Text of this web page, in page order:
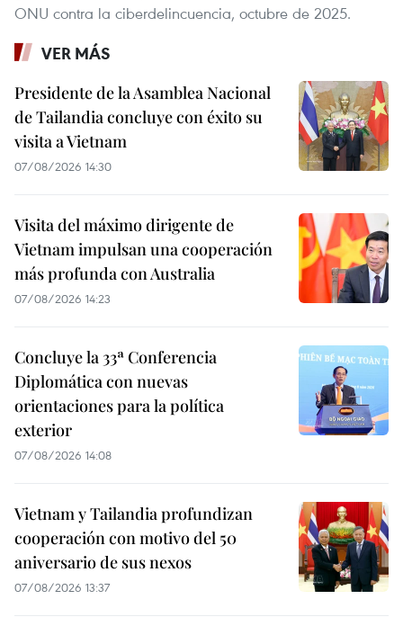
ONU contra la ciberdelincuencia, octubre de 2025.
VER MÁS
Presidente de la Asamblea Nacional
de Tailandia concluye con éxito su
visita a Vietnam
07/08/2026 14:30
Visita del máximo dirigente de
Vietnam impulsan una cooperación
más profunda con Australia
07/08/2026 14:23
Concluye la 33ª Conferencia
Diplomática con nuevas
orientaciones para la política
exterior
07/08/2026 14:08
Vietnam y Tailandia profundizan
cooperación con motivo del 50
aniversario de sus nexos
07/08/2026 13:37